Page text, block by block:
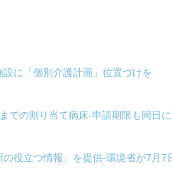
に「個別介護計画」位置づけを
での割り当て病床-申請期限も同日
役立つ情報」を提供-環境省が7月7